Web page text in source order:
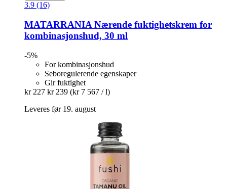
3.9 (16)
MATARRANIA Nærende fuktighetskrem for
kombinasjonshud, 30 ml
-5%
For kombinasjonshud
Seboregulerende egenskaper
Gir fuktighet
kr 227 kr 239 (kr 7 567 / l)
Leveres før 19. august